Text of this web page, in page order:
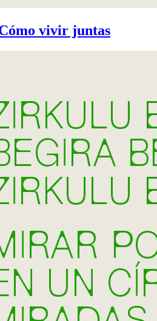
vivir juntas